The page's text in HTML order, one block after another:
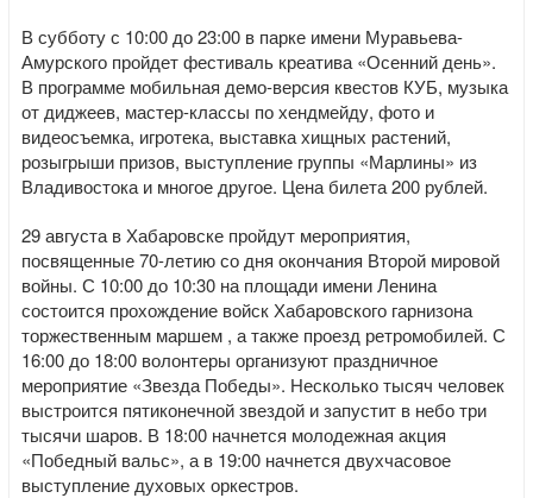
В субботу с 10:00 до 23:00 в парке имени Муравьева-
Амурского пройдет фестиваль креатива «Осенний день».
В программе мобильная демо-версия квестов КУБ, музыка
от диджеев, мастер-классы по хендмейду, фото и
видеосъемка, игротека, выставка хищных растений,
розыгрыши призов, выступление группы «Марлины» из
Владивостока и многое другое. Цена билета 200 рублей.
29 августа в Хабаровске пройдут мероприятия,
посвященные 70-летию со дня окончания Второй мировой
войны. С 10:00 до 10:30 на площади имени Ленина
состоится прохождение войск Хабаровского гарнизона
торжественным маршем , а также проезд ретромобилей. С
16:00 до 18:00 волонтеры организуют праздничное
мероприятие «Звезда Победы». Несколько тысяч человек
выстроится пятиконечной звездой и запустит в небо три
тысячи шаров. В 18:00 начнется молодежная акция
«Победный вальс», а в 19:00 начнется двухчасовое
выступление духовых оркестров.